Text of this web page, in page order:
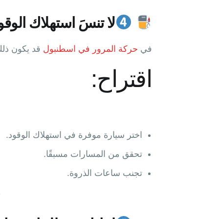
لا تنسَ استهلاك
في حركة المرور في اسطنبول قد يكون
اقتراح:
اختر سيارة موفرة في استهلاك الوقود.
تحقق من المسارات مسبقًا.
تجنب ساعات الذروة.